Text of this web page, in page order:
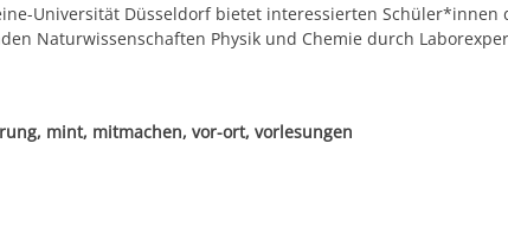
Universität Düsseldorf bietet interessierten
Naturwissenschaften Physik und Chemie durch
mint, mitmachen, vor-ort, vorlesungen